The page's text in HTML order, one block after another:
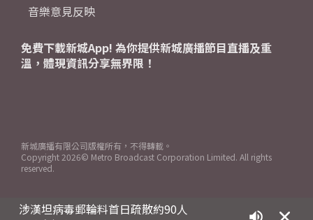
涉漢坦病毒郵輪料首日疏散約90人
音樂意見反映
免費下載新城App! 為你提供新城廣播節目直播及重
溫，體現資訊分享無界限！
新城廣播有限公司版權所有，不得轉載。
Copyright 2026© Metro Broadcast Corporation Limited. All rights
reserved.